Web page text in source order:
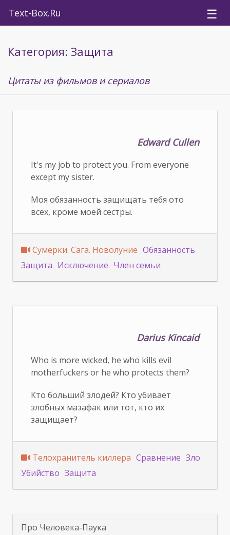
Text-Box.Ru ☰
Категория: Защита
Цитаты из фильмов и сериалов
Edward Cullen
It's my job to protect you. From everyone
except my sister.
Моя обязанность защищать тебя ото
всех, кроме моей сестры.
Сумерки. Сага. Новолуние Обязанность
Защита Исключение Член семьи
Darius Kincaid
Who is more wicked, he who kills evil
motherfuckers or he who protects them?
Кто больший злодей? Кто убивает
злобных мазафак или тот, кто их
защищает?
Телохранитель киллера Сравнение Зло
Убийство Защита
Про Человека-Паука